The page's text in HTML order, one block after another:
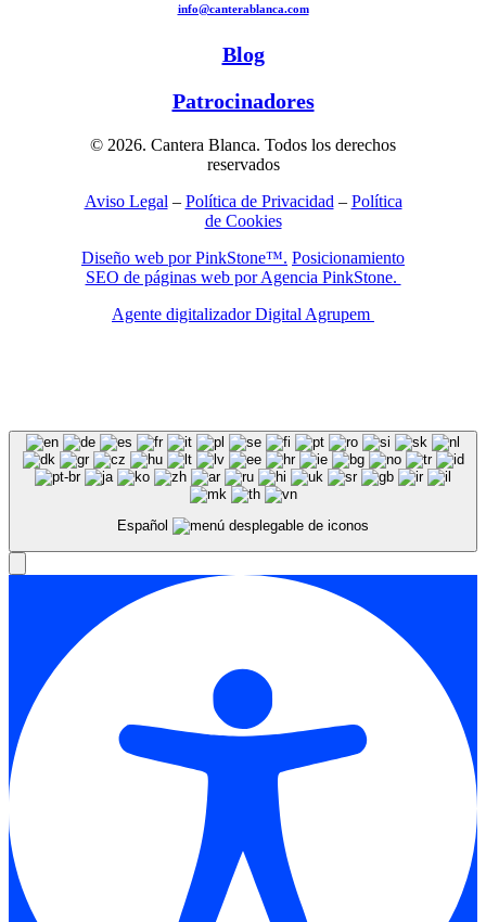
info@canterablanca.com
Blog
Patrocinadores
© 2026. Cantera Blanca. Todos los derechos
reservados
Aviso Legal – Política de Privacidad – Política
de Cookies
Diseño web por PinkStone™. Posicionamiento
SEO de páginas web por Agencia PinkStone.
Agente digitalizador Digital Agrupem
Español